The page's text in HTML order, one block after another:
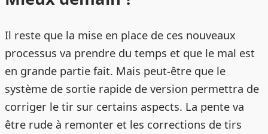
Il reste que la mise en place de ces nouveaux
processus va prendre du temps et que le mal est
en grande partie fait. Mais peut-être que le
système de sortie rapide de version permettra de
corriger le tir sur certains aspects. La pente va
être rude à remonter et les corrections de tirs